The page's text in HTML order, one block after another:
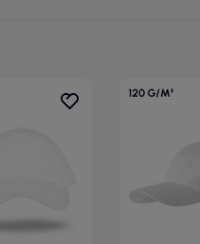
120 G/M²